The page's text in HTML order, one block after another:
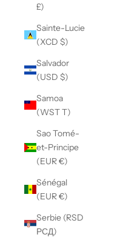
£)
Sainte-Lucie
(XCD $)
Salvador
(USD $)
Samoa
(WST T)
Sao Tomé-
et-Principe
(EUR €)
Sénégal
(EUR €)
Serbie (RSD
РСД)